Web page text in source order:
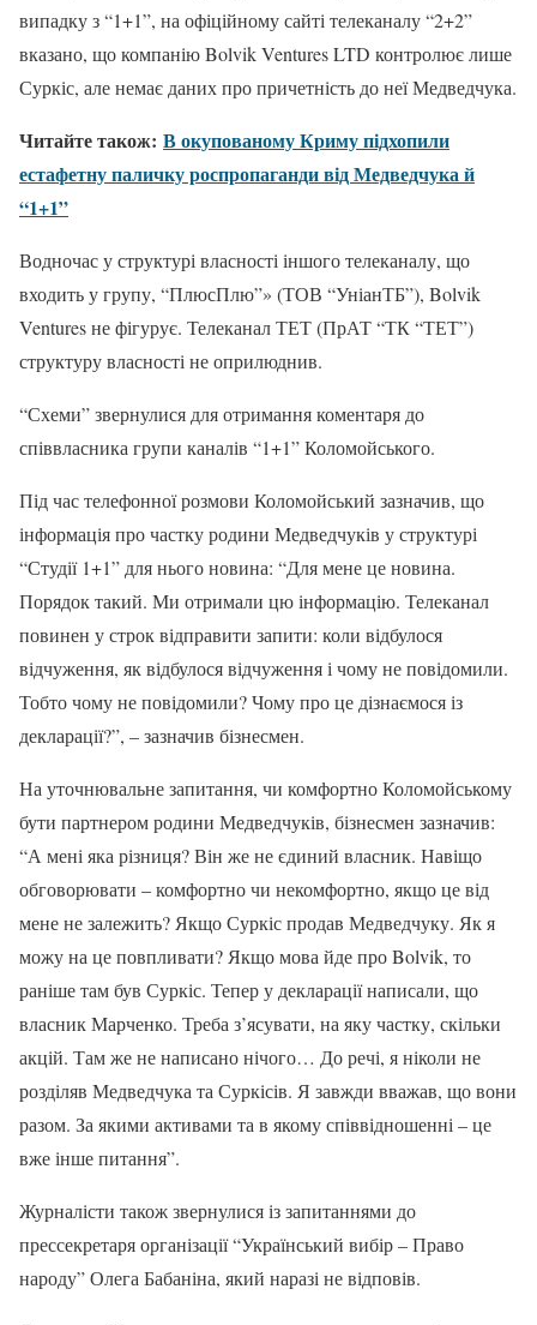
випадку з “1+1”, на офіційному сайті телеканалу “2+2”
вказано, що компанію Bolvik Ventures LTD контролює лише
Суркіс, але немає даних про причетність до неї Медведчука.
Читайте також: В окупованому Криму підхопили
естафетну паличку роспропаганди від Медведчука й
“1+1”
Водночас у структурі власності іншого телеканалу, що
входить у групу, “ПлюсПлю”» (ТОВ “УніанТБ”), Bolvik
Ventures не фігурує. Телеканал ТЕТ (ПрАТ “ТК “ТЕТ”)
структуру власності не оприлюднив.
“Схеми” звернулися для отримання коментаря до
співвласника групи каналів “1+1” Коломойського.
Під час телефонної розмови Коломойський зазначив, що
інформація про частку родини Медведчуків у структурі
“Студії 1+1” для нього новина: “Для мене це новина.
Порядок такий. Ми отримали цю інформацію. Телеканал
повинен у строк відправити запити: коли відбулося
відчуження, як відбулося відчуження і чому не повідомили.
Тобто чому не повідомили? Чому про це дізнаємося із
декларації?”, – зазначив бізнесмен.
На уточнювальне запитання, чи комфортно Коломойському
бути партнером родини Медведчуків, бізнесмен зазначив:
“А мені яка різниця? Він же не єдиний власник. Навіщо
обговорювати – комфортно чи некомфортно, якщо це від
мене не залежить? Якщо Суркіс продав Медведчуку. Як я
можу на це повпливати? Якщо мова йде про Bolvik, то
раніше там був Суркіс. Тепер у декларації написали, що
власник Марченко. Треба з’ясувати, на яку частку, скільки
акцій. Там же не написано нічого… До речі, я ніколи не
розділяв Медведчука та Суркісів. Я завжди вважав, що вони
разом. За якими активами та в якому співвідношенні – це
вже інше питання”.
Журналісти також звернулися із запитаннями до
прессекретаря організації “Український вибір – Право
народу” Олега Бабаніна, який наразі не відповів.